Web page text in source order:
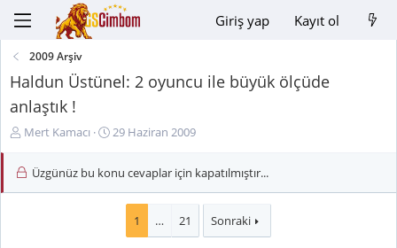
Giriş yap Kayıt ol
2009 Arşiv
Haldun Üstünel: 2 oyuncu ile büyük ölçüde
anlaştık !
K
n
Mert Kamacı
B
29 Haziran 2009
Üzgünüz bu konu cevaplar için kapatılmıştır...
1 … 21 Sonraki